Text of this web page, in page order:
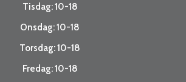
Tisdag: 10-18
Onsdag: 10-18
Torsdag: 10-18
Fredag: 10-18